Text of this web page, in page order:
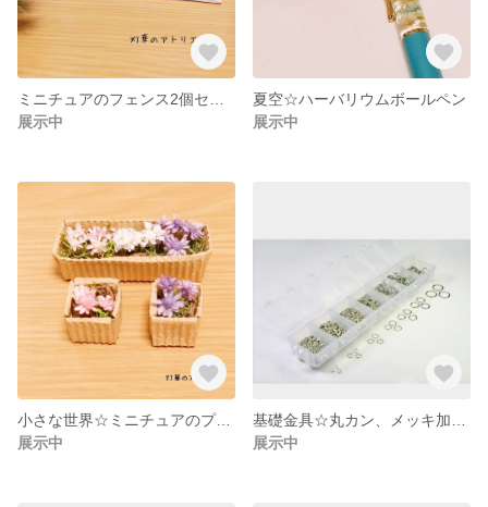
展示中
夏空☆ハーバリウムボールペン
展示中
小さな世界☆ミニチュアのプランターセット☆ドールハウスのお庭、ガーデン作りに
展示中
展示中